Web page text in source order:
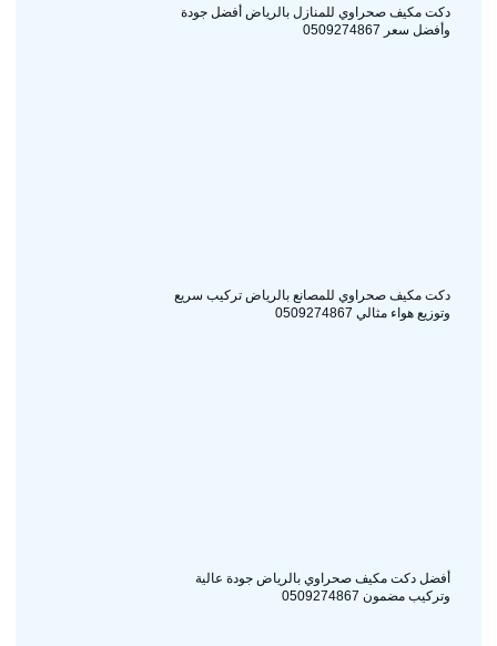
دكت مكيف صحراوي للمنازل بالرياض أفضل جودة
وأفضل سعر 0509274867
دكت مكيف صحراوي للمصانع بالرياض تركيب سريع
وتوزيع هواء مثالي 0509274867
أفضل دكت مكيف صحراوي بالرياض جودة عالية
وتركيب مضمون 0509274867